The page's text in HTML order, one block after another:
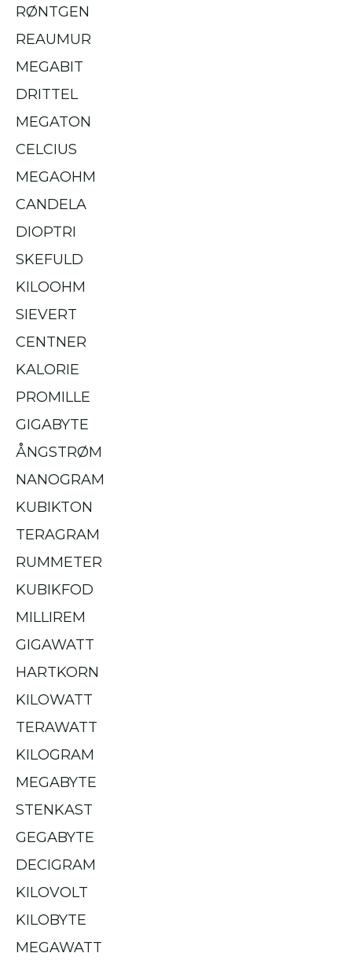
RØNTGEN
REAUMUR
MEGABIT
DRITTEL
MEGATON
CELCIUS
MEGAOHM
CANDELA
DIOPTRI
SKEFULD
KILOOHM
SIEVERT
CENTNER
KALORIE
PROMILLE
GIGABYTE
ÅNGSTRØM
NANOGRAM
KUBIKTON
TERAGRAM
RUMMETER
KUBIKFOD
MILLIREM
GIGAWATT
HARTKORN
KILOWATT
TERAWATT
KILOGRAM
MEGABYTE
STENKAST
GEGABYTE
DECIGRAM
KILOVOLT
KILOBYTE
MEGAWATT